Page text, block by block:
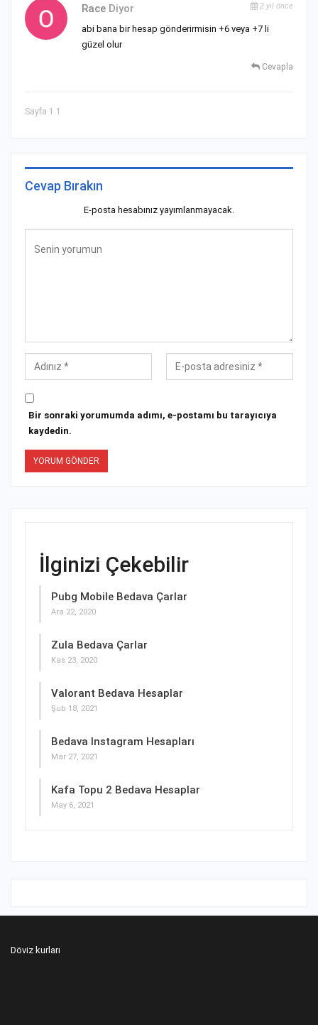
Race Diyor 2 yıl önce
abi bana bir hesap gönderirmisin +6 veya +7 li
güzel olur
Cevapla
Sayfa 1 1
Cevap Bırakın
E-posta hesabınız yayımlanmayacak.
Bir sonraki yorumumda adımı, e-postamı bu tarayıcıya
kaydedin.
İlginizi Çekebilir
Pubg Mobile Bedava Çarlar
Ara 22, 2020
Zula Bedava Çarlar
Kas 23, 2020
Valorant Bedava Hesaplar
Şub 18, 2021
Bedava Instagram Hesapları
Mar 27, 2021
Kafa Topu 2 Bedava Hesaplar
May 6, 2021
Döviz kurları